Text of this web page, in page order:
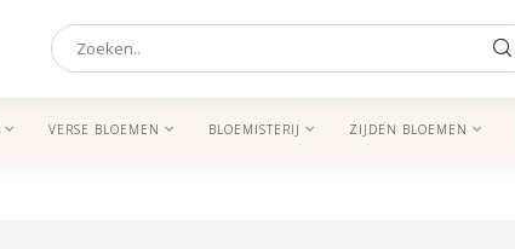
VERSE BLOEMEN BLOEMISTERIJ ZIJDEN BLOEMEN